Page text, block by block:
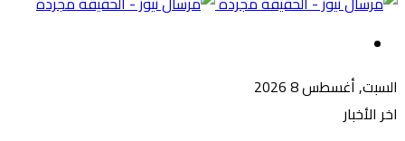
السبت, أغسطس 8 2026
اخر الأخبار